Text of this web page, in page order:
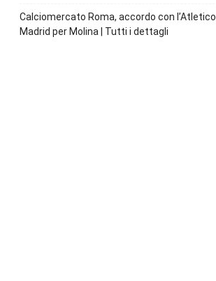
Calciomercato Roma, accordo con l’Atletico
Madrid per Molina | Tutti i dettagli